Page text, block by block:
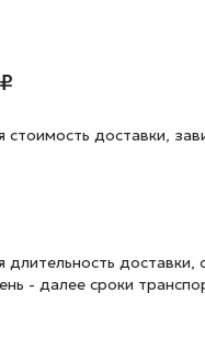
стоимость доставки,
длительность доставки,
- далее сроки